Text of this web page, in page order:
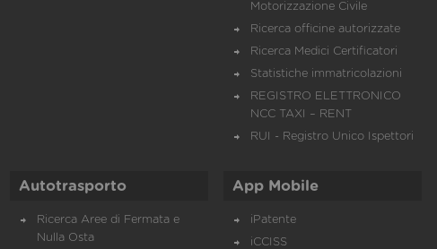
Motorizzazione Civile
Ricerca officine autorizzate
Ricerca Medici Certificatori
Statistiche immatricolazioni
REGISTRO ELETTRONICO
NCC TAXI – RENT
RUI - Registro Unico Ispettori
Autotrasporto
Ricerca Aree di Fermata e
Nulla Osta
App Mobile
iPatente
iCCISS